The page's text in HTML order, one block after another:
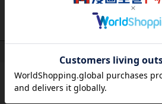
この作品にはまだレビューがあり
方のために感想を共有しても